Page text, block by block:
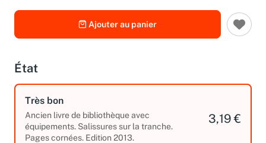
Ajouter au panier
État
Très bon
Ancien livre de bibliothèque avec
équipements. Salissures sur la tranche.
Pages cornées. Edition 2013.
3,19 €